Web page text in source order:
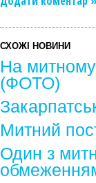
СХОЖІ НОВИНИ
На
(ФОТО)
Митний
Один з